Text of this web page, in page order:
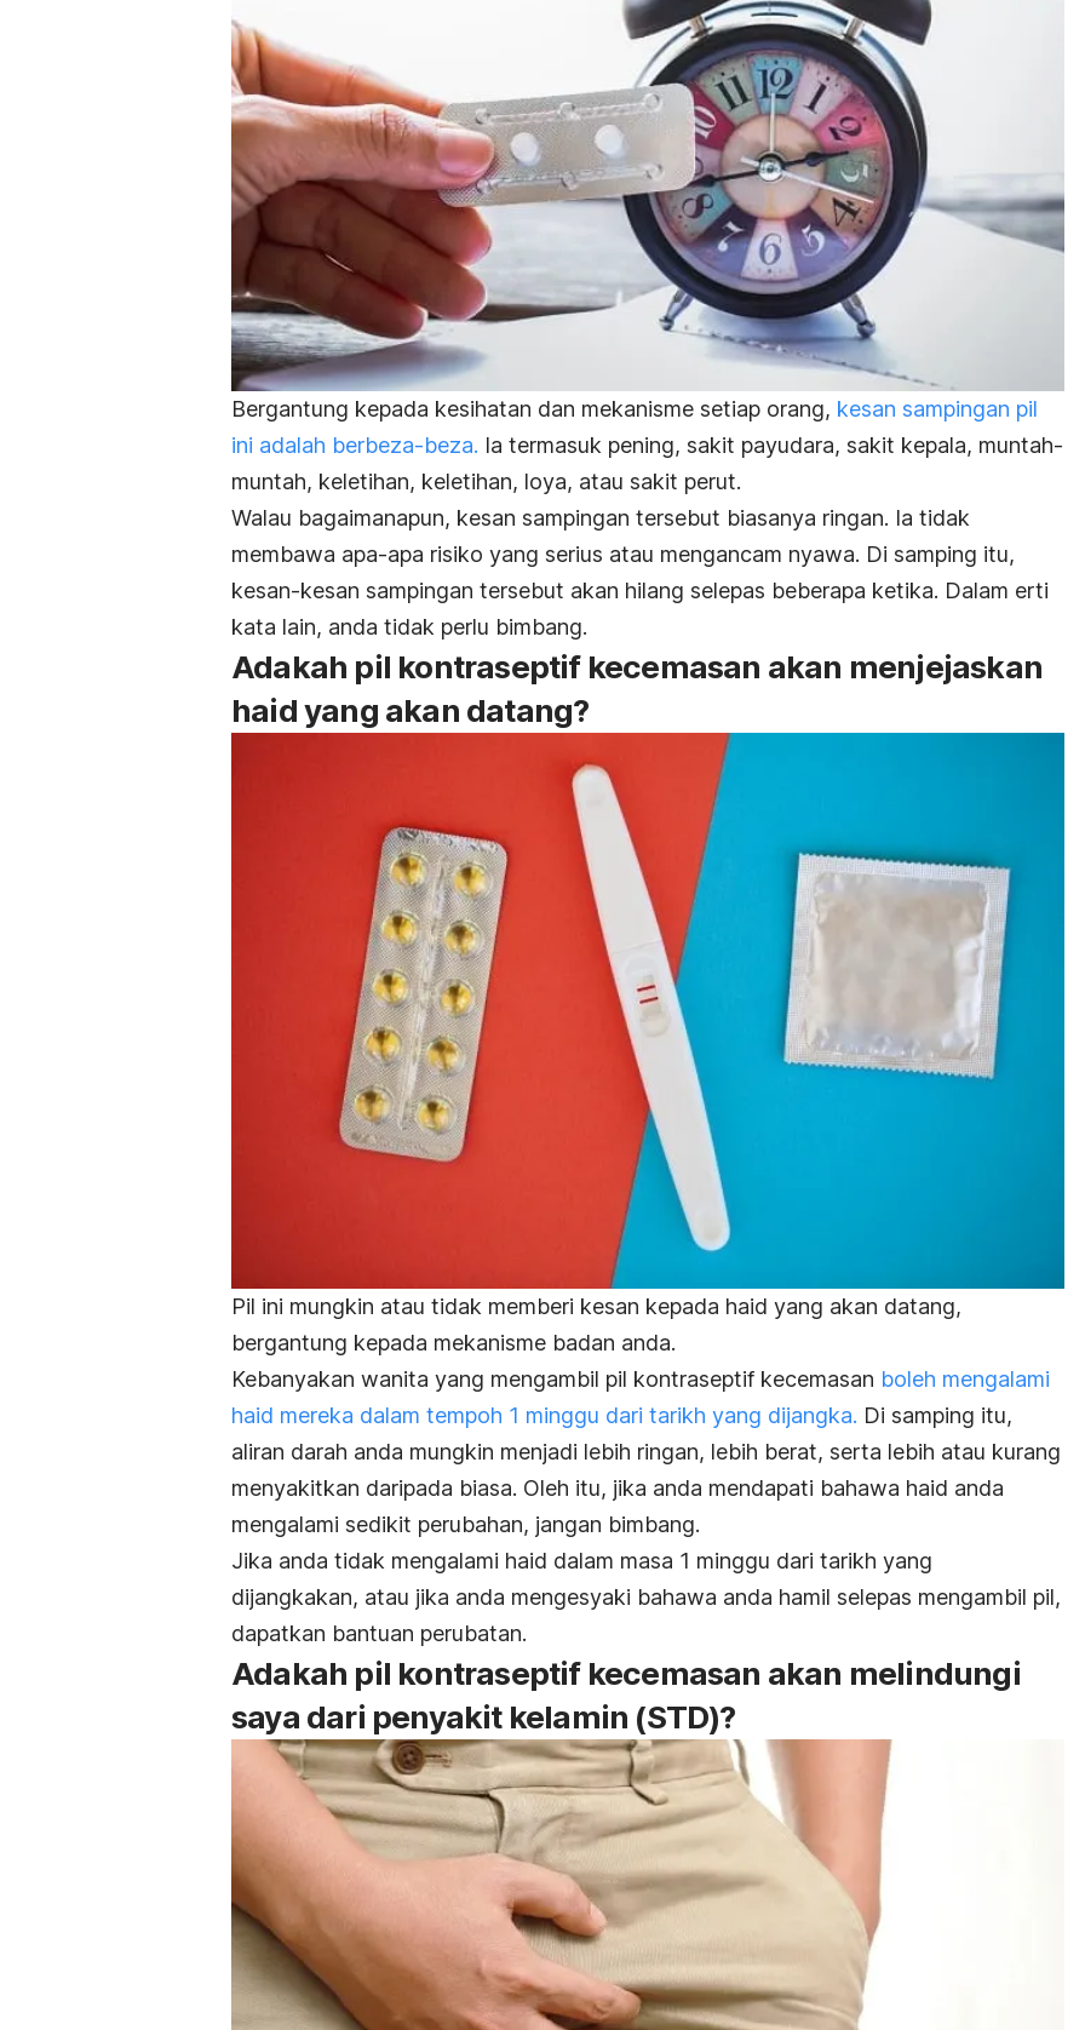
Bergantung kepada kesihatan dan mekanisme setiap orang, kesan sampingan pil
ini adalah berbeza-beza. Ia termasuk pening, sakit payudara, sakit kepala, muntah-
muntah, keletihan, keletihan, loya, atau sakit perut.
Walau bagaimanapun, kesan sampingan tersebut biasanya ringan. Ia tidak
membawa apa-apa risiko yang serius atau mengancam nyawa. Di samping itu,
kesan-kesan sampingan tersebut akan hilang selepas beberapa ketika. Dalam erti
kata lain, anda tidak perlu bimbang.
Adakah pil kontraseptif kecemasan akan menjejaskan
haid yang akan datang?
Pil ini mungkin atau tidak memberi kesan kepada haid yang akan datang,
bergantung kepada mekanisme badan anda.
Kebanyakan wanita yang mengambil pil kontraseptif kecemasan boleh mengalami
haid mereka dalam tempoh 1 minggu dari tarikh yang dijangka. Di samping itu,
aliran darah anda mungkin menjadi lebih ringan, lebih berat, serta lebih atau kurang
menyakitkan daripada biasa. Oleh itu, jika anda mendapati bahawa haid anda
mengalami sedikit perubahan, jangan bimbang.
Jika anda tidak mengalami haid dalam masa 1 minggu dari tarikh yang
dijangkakan, atau jika anda mengesyaki bahawa anda hamil selepas mengambil pil,
dapatkan bantuan perubatan.
Adakah pil kontraseptif kecemasan akan melindungi
saya dari penyakit kelamin (STD)?